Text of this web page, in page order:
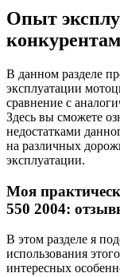
Опыт
В данном разделе
эксплуатации
сравнение с
Здесь вы сможете
недостатками
на различных
эксплуатации.
Моя
550 2004:
В этом разделе я
использования
интересных